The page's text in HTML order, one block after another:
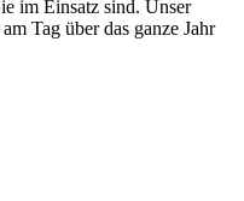
im Einsatz sind. Unser
Tag über das ganze Jahr